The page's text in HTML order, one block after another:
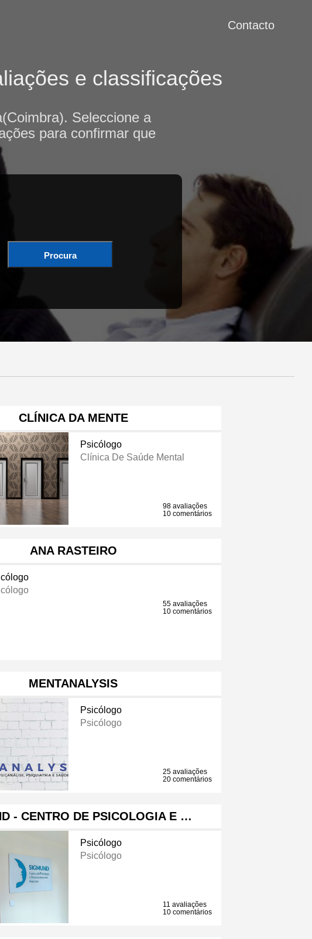
Contacto
e classificações
Seleccione a
para confirmar que
Procura
CLÍNICA DA MENTE
Psicólogo
Clínica De Saúde Mental
98 avaliações
10 comentários
ANA RASTEIRO
55 avaliações
10 comentários
MENTANALYSIS
Psicólogo
Psicólogo
25 avaliações
20 comentários
- CENTRO DE PSICOLOGIA E …
Psicólogo
Psicólogo
11 avaliações
10 comentários